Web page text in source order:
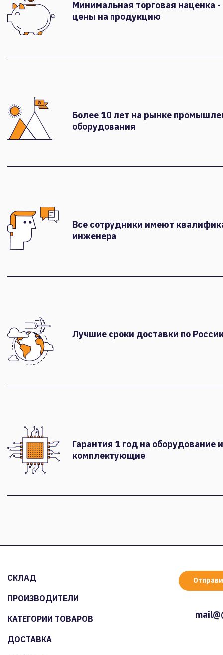
Минимальная торговая наценка
цены на продукцию
Более 10 лет на рынке
оборудования
Все сотрудники имеют
инженера
Лучшие сроки доставки по
Гарантия 1 год на оборудование и
комплектующие
СКЛАД
ПРОИЗВОДИТЕЛИ
КАТЕГОРИИ ТОВАРОВ
ДОСТАВКА